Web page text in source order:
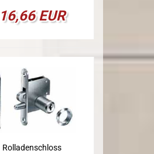
16,66 EUR
Rolladenschloss